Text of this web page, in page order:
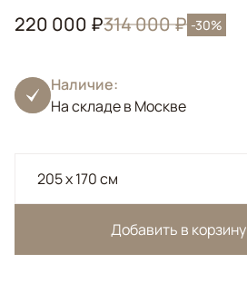
220 000 ₽314 000 ₽ -30%
Наличие:
На складе в Москве
205 x 170 см
Добавить в корзину